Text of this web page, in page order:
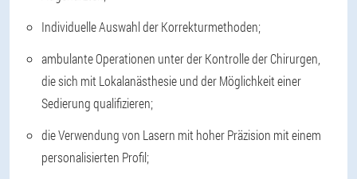
Individuelle Auswahl der Korrekturmethoden;
ambulante Operationen unter der Kontrolle der Chirurgen,
die sich mit Lokalanästhesie und der Möglichkeit einer
Sedierung qualifizieren;
die Verwendung von Lasern mit hoher Präzision mit einem
personalisierten Profil;